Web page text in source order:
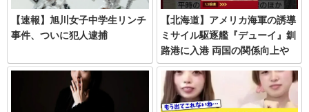
【速報】旭川女子中学生リンチ
事件、ついに犯人逮捕
【北海道】アメリカ海軍の誘導
ミサイル駆逐艦『デューイ』釧
路港に入港 両国の関係向上や
地域の自由と安定を守る目的
艦長「釧路の文化や料理を堪能
することが楽しみ」